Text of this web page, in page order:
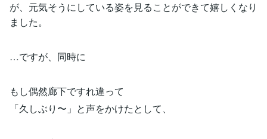
が、元気そうにしている姿を見ることができて嬉しくなり
ました。
…ですが、同時に
もし偶然廊下ですれ違って
「久しぶり〜」と声をかけたとして、